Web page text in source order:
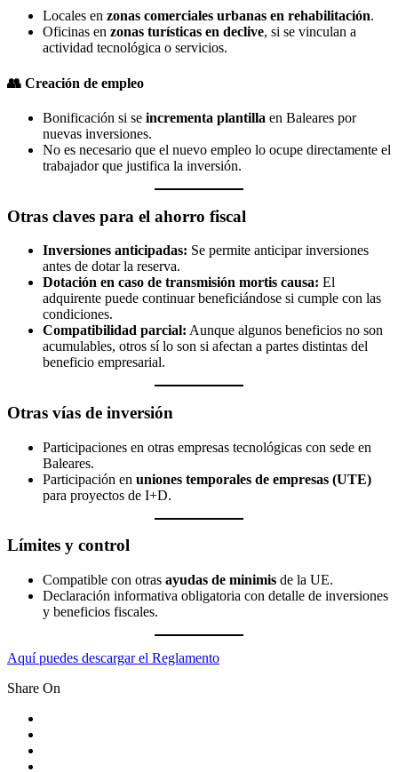
Locales en zonas comerciales urbanas en rehabilitación.
Oficinas en zonas turísticas en declive, si se vinculan a
actividad tecnológica o servicios.
👥 Creación de empleo
Bonificación si se incrementa plantilla en Baleares por
nuevas inversiones.
No es necesario que el nuevo empleo lo ocupe directamente el
trabajador que justifica la inversión.
Otras claves para el ahorro fiscal
Inversiones anticipadas: Se permite anticipar inversiones
antes de dotar la reserva.
Dotación en caso de transmisión mortis causa: El
adquirente puede continuar beneficiándose si cumple con las
condiciones.
Compatibilidad parcial: Aunque algunos beneficios no son
acumulables, otros sí lo son si afectan a partes distintas del
beneficio empresarial.
Otras vías de inversión
Participaciones en otras empresas tecnológicas con sede en
Baleares.
Participación en uniones temporales de empresas (UTE)
para proyectos de I+D.
Límites y control
Compatible con otras ayudas de minimis de la UE.
Declaración informativa obligatoria con detalle de inversiones
y beneficios fiscales.
Aquí puedes descargar el Reglamento
Share On